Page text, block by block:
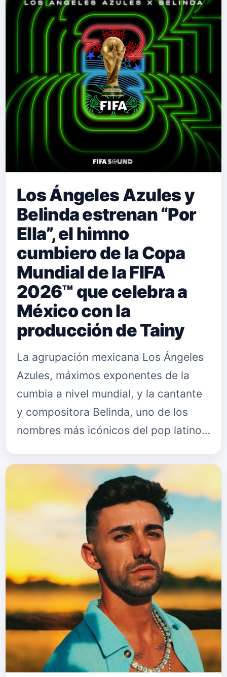
momento más dulce de su
trayectoria. A sus 22 años, María de
Paco Flores ha dejado de ser una
promesa para convertirse en una
realidad arrolladora, capaz de
fusionar la energía del reguetón con
la sofisticación del pop y el
magnetismo del electro-l…
Los Ángeles Azules y
Belinda estrenan “Por
Ella”, el himno
cumbiero de la Copa
Mundial de la FIFA
2026™ que celebra a
México con la
producción de Tainy
La agrupación mexicana Los Ángeles
Azules, máximos exponentes de la
cumbia a nivel mundial, y la cantante
y compositora Belinda, uno de los
nombres más icónicos del pop latino,
colaboración ya disponible en pl…